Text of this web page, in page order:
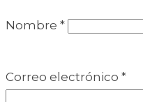
Nombre *
Correo electrónico *